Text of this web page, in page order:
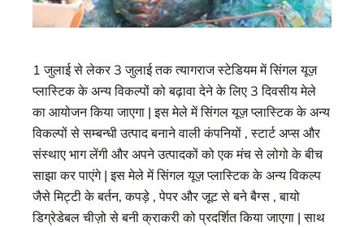
1 जुलाई से लेकर 3 जुलाई तक त्यागराज स्टेडियम में सिंगल यूज़
प्लास्टिक के अन्य विकल्पों को बढ़ावा देने के लिए 3 दिवसीय मेले
का आयोजन किया जाएगा | इस मेले में सिंगल यूज़ प्लास्टिक के अन्य
विकल्पों से सम्बन्धी उत्पाद बनाने वाली कंपनियों , स्टार्ट अप्स और
संस्थाए भाग लेंगी और अपने उत्पादकों को एक मंच से लोगो के बीच
साझा कर पाएंगे | इस मेले में सिंगल यूज़ प्लास्टिक के अन्य विकल्प
जैसे मिट्टी के बर्तन, कपड़े , पेपर और जूट से बने बैग्स , बायो
डिग्रेडेबल चीज़ो से बनी क्राकरी को प्रदर्शित किया जाएगा | साथ